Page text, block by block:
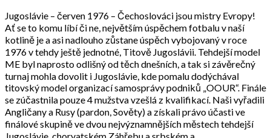
Jugoslávie – červen 1976 – Čechoslováci jsou mistry Evropy!
Ať se to komu líbí či ne, největším úspěchem fotbalu v naší
kotlině je a asi nadlouho zůstane úspěch vybojovaný v roce
1976 v tehdy ještě jednotné, Titově Jugoslávii. Tehdejší model
ME byl naprosto odlišný od těch dnešních, a tak si závěrečný
turnaj mohla dovolit i Jugoslávie, kde pomalu dodýchával
titovský model organizací samosprávy podniků „OOUR“. Finále
se zúčastnila pouze 4 mužstva vzešlá z kvalifikací. Naši vyřadili
Angličany a Rusy (pardon, Sověty) a získali právo účasti ve
finálové skupině ve dvou nejvýznamnějších městech tehdejší
Jugoslávie, chorvatském Záhřebu a srbském a